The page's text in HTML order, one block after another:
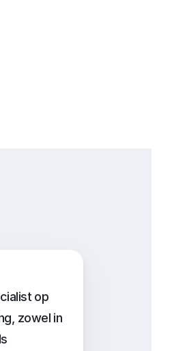
op
zowel in